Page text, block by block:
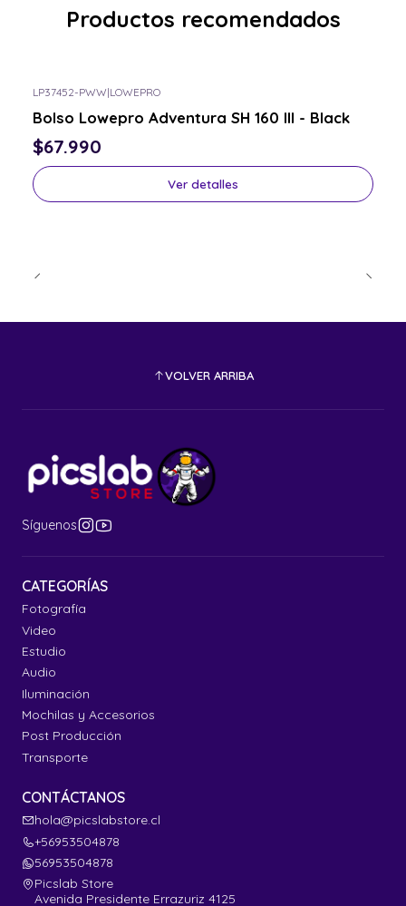
Productos recomendados
LP37452-PWW|LOWEPRO
Bolso Lowepro Adventura SH 160 III - Black
$67.990
Ver detalles
VOLVER ARRIBA
Síguenos
CATEGORÍAS
Fotografía
Video
Estudio
Audio
Iluminación
Mochilas y Accesorios
Post Producción
Transporte
CONTÁCTANOS
hola@picslabstore.cl
+56953504878
56953504878
Picslab Store
Avenida Presidente Errazuriz 4125